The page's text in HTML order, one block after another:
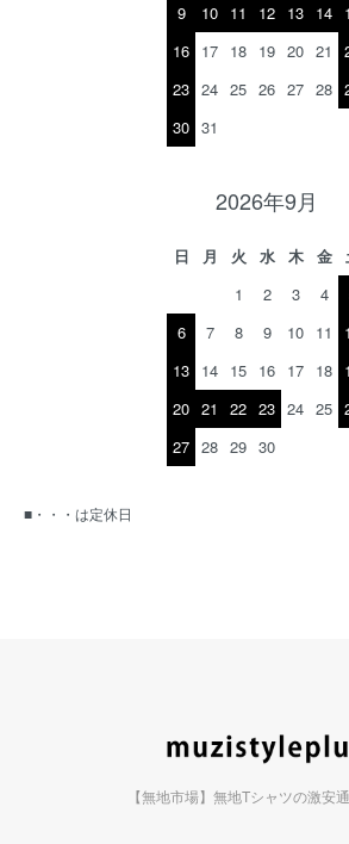
9
10 11 12 13 14
16 17 18 19 20 21
23 24 25 26 27 28
30 31
2026年9月
日 月 火 水 木 金
1
2 3 4
6
7 8 9 10 11
13 14 15 16 17 18
20 21 22 23 24 25
27 28 29 30
■・・・は定休日
【無地市場】無地Tシャツの激安